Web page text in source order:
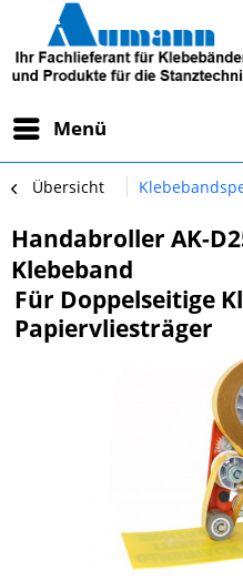
Menü
Übersicht
Handabroller AK-
Klebeband
Für Doppelseitige
Papiervliesträger